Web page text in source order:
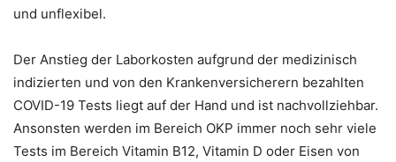
und unflexibel.
Der Anstieg der Laborkosten aufgrund der medizinisch
indizierten und von den Krankenversicherern bezahlten
COVID-19 Tests liegt auf der Hand und ist nachvollziehbar.
Ansonsten werden im Bereich OKP immer noch sehr viele
Tests im Bereich Vitamin B12, Vitamin D oder Eisen von